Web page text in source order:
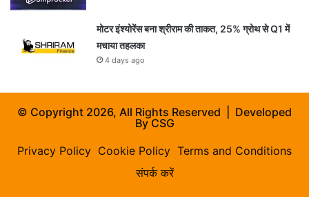
मोटर इंश्योरेंस बना श्रीराम की ताकत, 25% ग्रोथ से Q1 में
मचाया तहलका
4 days ago
© Copyright 2026, All Rights Reserved | Developed
ByCSG
Privacy Policy Cookie Policy Terms and Conditions
संपर्क करें